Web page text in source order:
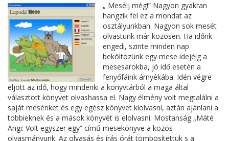
„ Mesélj még!” Nagyon gyakran
hangzik fel ez a mondat az
osztályunkban. Nagyon sok mesét
olvastunk már közösen. Ha időnk
engedi, szinte minden nap
beköltözünk egy mese idejéig a
mesesarokba, jó idő esetén a
fenyőfáink árnyékába. Idén végre
eljött az idő, hogy mindenki a könyvtárból a maga által
választott könyvet olvashassa el. Nagy élmény volt megtalálni a
saját mesénket és egy egész könyvet kiolvasni, aztán ajánlani a
többieknek és a mások könyvét is elolvasni. Mostanság „Máté
Angi: Volt egyszer egy” című mesekönyve a közös
olvasmányunk. Az olvasás és írás órát tömbösítettük s a